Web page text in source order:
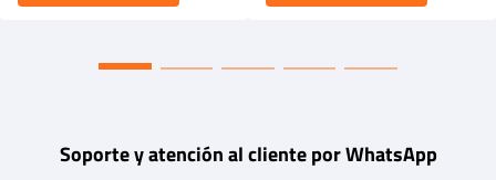
Soporte y atención al cliente por WhatsApp